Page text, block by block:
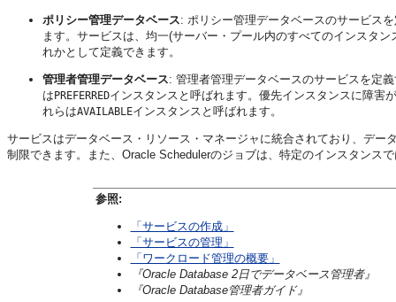
ポリシー管理データベース: ポリシー管理データベースのサービス
ます。サービスは、均一(サーバー・プール内のすべてのインスタ
れかとして定義できます。
管理者管理データベース: 管理者管理データベースのサービスを定
はPREFERREDインスタンスと呼ばれます。 優先インスタンスに障害
れらはAVAILABLEインスタンスと呼ばれます。
サービスはデータベース・リソース・マネージャに統合されており、デ
制限できます。また、Oracle Schedulerのジョブは、特定のインスタンス
参照:
「サービスの作成」
「サービスの管理」
「ワークロード管理の概要」
『Oracle Database 2日でデータベース管理者』
『Oracle Database管理者ガイド』